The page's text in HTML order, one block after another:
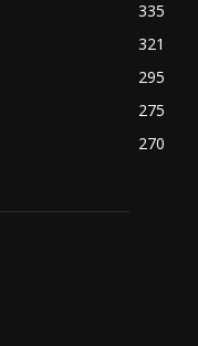
335
321
295
275
270